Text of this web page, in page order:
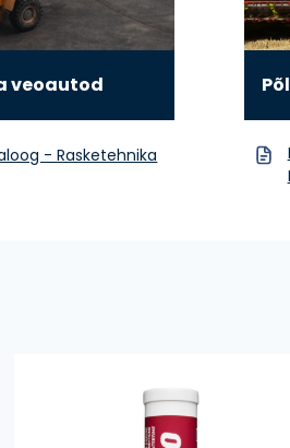
veoautod
- Rasketehnika